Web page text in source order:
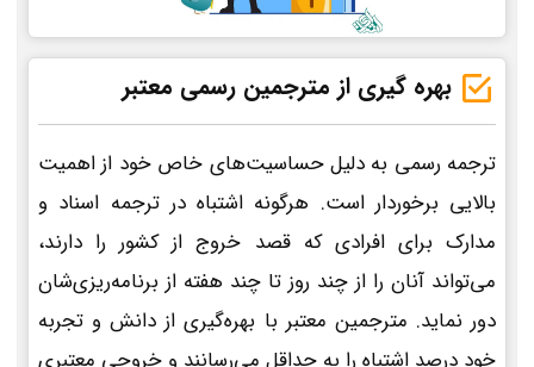
بهره گیری از مترجمین رسمی معتبر
ترجمه رسمی به دلیل حساسیت‌های خاص خود از اهمیت
بالایی برخوردار است. هرگونه اشتباه در ترجمه اسناد و
مدارک برای افرادی که قصد خروج از کشور را دارند،
می‌تواند آنان را از چند روز تا چند هفته از برنامه‌ریزی‌شان
دور نماید. مترجمین معتبر با بهره‌گیری از دانش و تجربه
خود درصد اشتباه را به حداقل می‌رسانند و خروجی معتبری